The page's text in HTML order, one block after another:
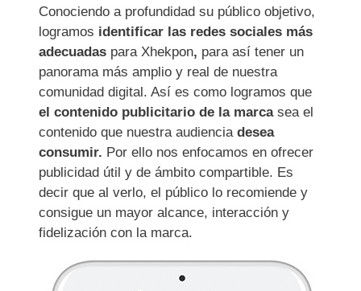
Conociendo a profundidad su público objetivo,
logramos identificar las redes sociales más
adecuadas para Xhekpon, para así tener un
panorama más amplio y real de nuestra
comunidad digital. Así es como logramos que
el contenido publicitario de la marcasea el
contenido que nuestra audiencia desea
consumir. Por ello nos enfocamos en ofrecer
publicidad útil y de ámbito compartible. Es
decir que al verlo, el público lo recomiende y
consigue un mayor alcance, interacción y
fidelización con la marca.